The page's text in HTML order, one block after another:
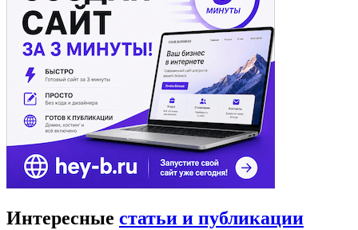
Интересные статьи и публикации